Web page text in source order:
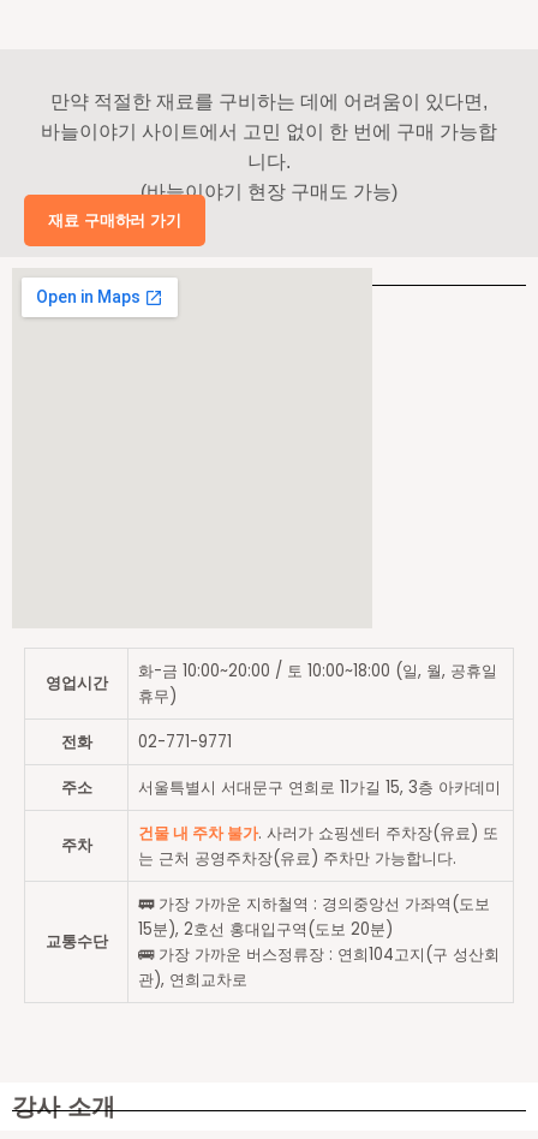
만약 적절한 재료를 구비하는 데에 어려움이 있다면,
바늘이야기 사이트에서 고민 없이 한 번에 구매 가능합
니다.
(바늘이야기 현장 구매도 가능)
재료 구매하러 가기
오시는 길
영업시간
화-금 10:00~20:00 / 토 10:00~18:00 (일, 월, 공휴일
휴무)
전화
02-771-9771
주소
서울특별시 서대문구 연희로 11가길 15, 3층 아카데미
주차
건물 내 주차 불가. 사러가 쇼핑센터 주차장(유료) 또
는 근처 공영주차장(유료) 주차만 가능합니다.
교통수단
🚃 가장 가까운 지하철역 : 경의중앙선 가좌역(도보
15분), 2호선 홍대입구역(도보 20분)
🚌 가장 가까운 버스정류장 : 연희104고지(구 성산회
관), 연희교차로
강사 소개